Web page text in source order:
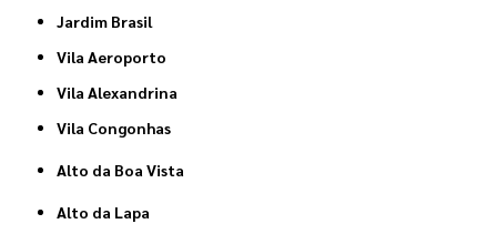
Jardim Brasil
Vila Aeroporto
Vila Alexandrina
Vila Congonhas
Alto da Boa Vista
Alto da Lapa